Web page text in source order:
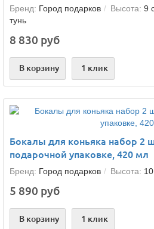
Бренд: Город подарков Высота: 9
тунь
8 830 руб
В корзину 1 клик
Бокалы для коньяка набор 2
подарочной упаковке, 420 мл
Бренд: Город подарков Высота:
5 890 руб
В корзину 1 клик